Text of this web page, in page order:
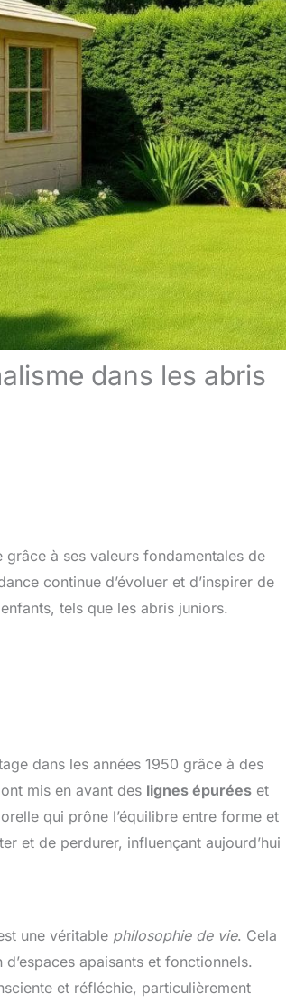
dans les abris
à ses valeurs fondamentales de
continue d’évoluer et d’inspirer de
tels que les abris juniors.
dans les années 1950 grâce à des
mis en avant des lignes épurées et
qui prône l’équilibre entre forme et
et de perdurer, influençant aujourd’hui
une véritable philosophie de vie. Cela
apaisants et fonctionnels.
et réfléchie, particulièrement